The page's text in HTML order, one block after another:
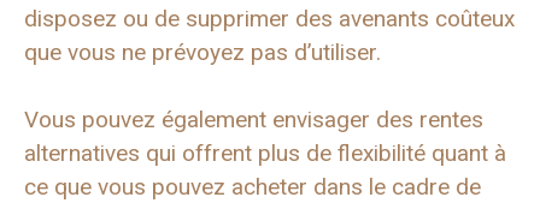
disposez ou de supprimer des avenants coûteux
que vous ne prévoyez pas d’utiliser.
Vous pouvez également envisager des rentes
alternatives qui offrent plus de flexibilité quant à
ce que vous pouvez acheter dans le cadre de